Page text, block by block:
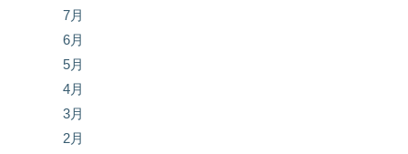
7月
6月
5月
4月
3月
2月